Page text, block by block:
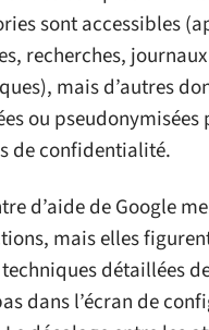
sont accessibles
recherches, journaux
mais d’autres
ou pseudonymisées
de confidentialité.
d’aide de Google
mais elles
détaillées
dans l’écran de